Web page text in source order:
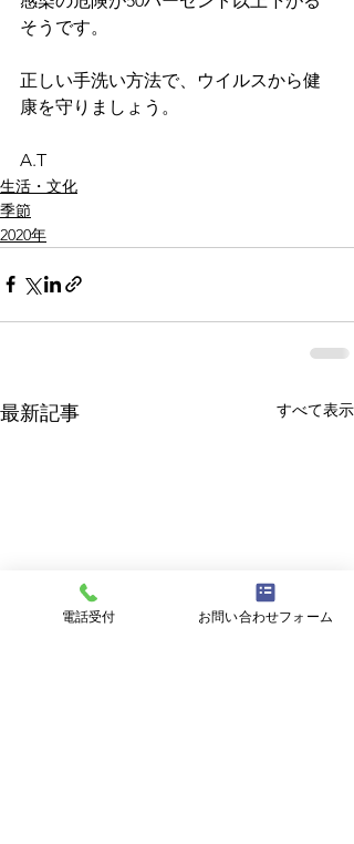
そうです。
正しい手洗い方法で、ウイルスから健
康を守りましょう。
A.T
生活・文化
季節
2020年
最新記事 すべて表示
電話受付 お問い合わせフォーム